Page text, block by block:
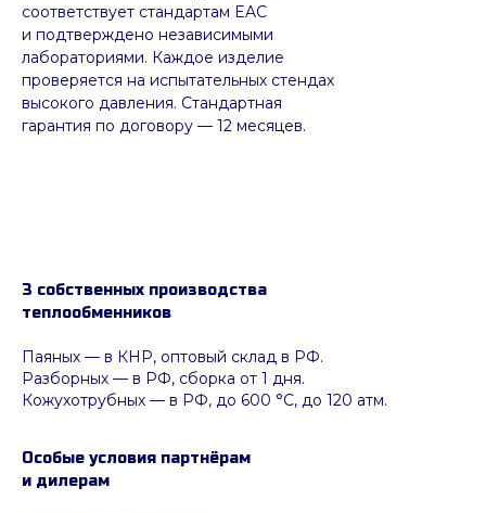
соответствует стандартам EAC
и подтверждено независимыми
лабораториями. Каждое изделие
проверяется на испытательных стендах
высокого давления. Стандартная
гарантия по договору — 12 месяцев.
3 собственных производства
теплообменников
Паяных — в КНР, оптовый склад в РФ.
Разборных — в РФ, сборка от 1 дня.
Кожухотрубных — в РФ, до 600 °C, до 120 атм.
Особые условия партнёрам
и дилерам